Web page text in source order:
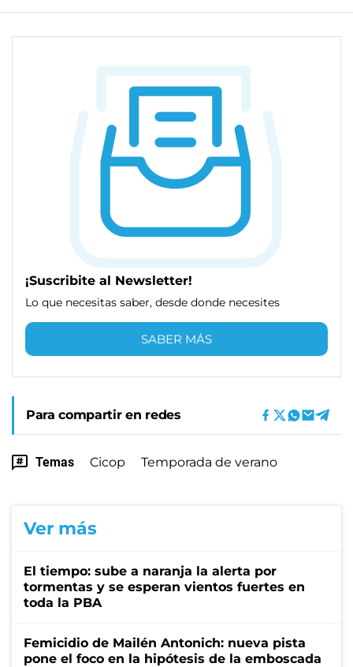
¡Suscribite al Newsletter!
Lo que necesitas saber, desde donde necesites
SABER MÁS
Para compartir en redes
Temas Cicop Temporada de verano
Ver más
El tiempo: sube a naranja la alerta por
tormentas y se esperan vientos fuertes en
toda la PBA
Femicidio de Mailén Antonich: nueva pista
pone el foco en la hipótesis de la emboscada